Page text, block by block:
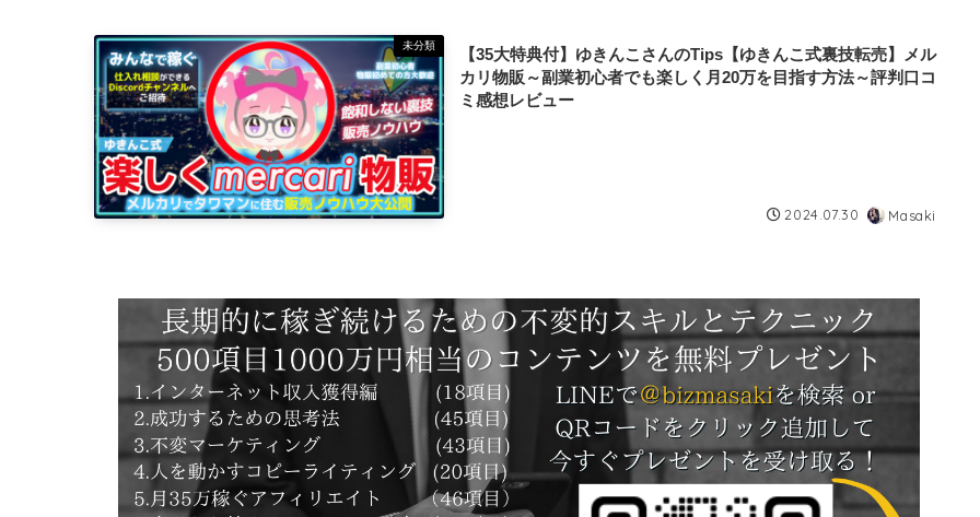
未分類
【35大特典付】ゆきんこさんのTips【ゆきんこ式裏技転売】メル
カリ物販～副業初心者でも楽しく月20万を目指す方法～評判口コ
ミ感想レビュー
2024.07.30 Masaki